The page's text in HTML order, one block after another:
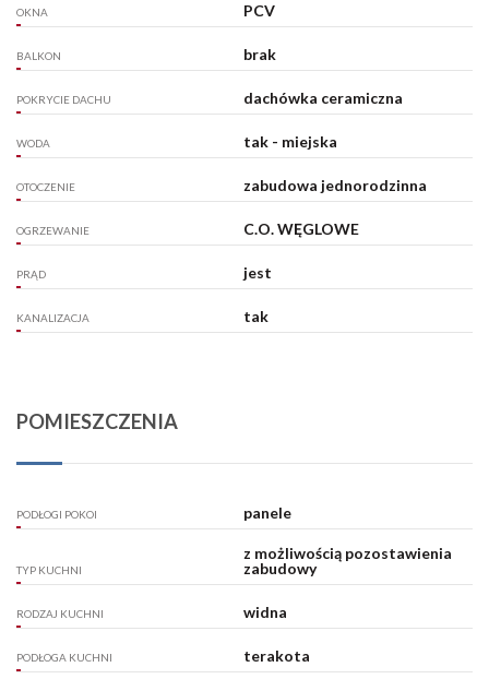
OKNA PCV
BALKON brak
POKRYCIE DACHU dachówka ceramiczna
WODA tak - miejska
OTOCZENIE zabudowa jednorodzinna
OGRZEWANIE C.O. WĘGLOWE
PRĄD jest
KANALIZACJA tak
POMIESZCZENIA
PODŁOGI POKOI panele
TYP KUCHNI
z możliwością pozostawienia
zabudowy
RODZAJ KUCHNI widna
PODŁOGA KUCHNI terakota